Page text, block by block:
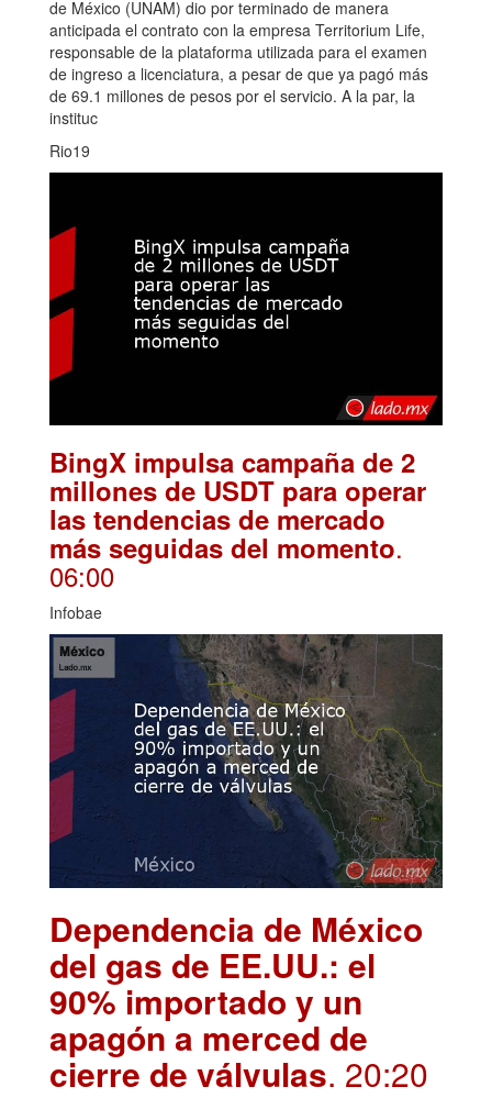
de México (UNAM) dio por terminado de manera
anticipada el contrato con la empresa Territorium Life,
responsable de la plataforma utilizada para el examen
de ingreso a licenciatura, a pesar de que ya pagó más
de 69.1 millones de pesos por el servicio. A la par, la
instituc
Rio19
BingX impulsa campaña de 2
millones de USDT para operar
las tendencias de mercado
más seguidas del momento.
06:00
Infobae
Dependencia de México
del gas de EE.UU.: el
90% importado y un
apagón a merced de
cierre de válvulas. 20:20